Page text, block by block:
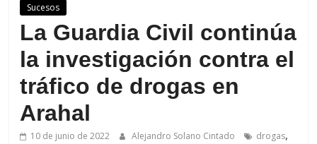
Sucesos
La Guardia Civil continúa
la investigación contra el
tráfico de drogas en
Arahal
10 de junio de 2022 Alejandro Solano Cintado drogas,